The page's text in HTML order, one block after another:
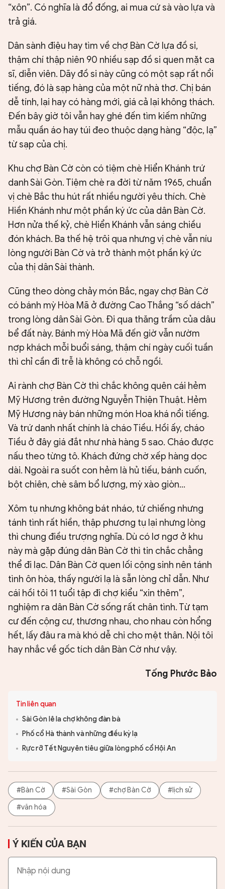
“xôn”. Có nghĩa là đổ đống, ai mua cứ sà vào lựa và
trả giá.
Dân sành điệu hay tìm về chợ Bàn Cờ lựa đồ si,
thậm chí thập niên 90 nhiều sạp đồ si quen mặt ca
sĩ, diễn viên. Dãy đồ si này cũng có một sạp rất nổi
tiếng, đó là sạp hàng của một nữ nhà thơ. Chị bán
dễ tính, lại hay có hàng mới, giá cả lại không thách.
Đến bây giờ tôi vẫn hay ghé đến tìm kiếm những
mẫu quần áo hay túi đeo thuộc dạng hàng “độc, lạ”
từ sạp của chị.
Khu chợ Bàn Cờ còn có tiệm chè Hiển Khánh trứ
danh Sài Gòn. Tiệm chè ra đời từ năm 1965, chuẩn
vị chè Bắc thu hút rất nhiều người yêu thích. Chè
Hiền Khánh như một phần ký ức của dân Bàn Cờ.
Hơn nửa thế kỷ, chè Hiển Khánh vẫn sáng chiều
đón khách. Ba thế hệ trôi qua nhưng vị chè vẫn níu
lòng người Bàn Cờ và trở thành một phần ký ức
của thị dân Sài thành.
Cũng theo dòng chảy món Bắc, ngay chợ Bàn Cờ
có bánh mỳ Hòa Mã ở đường Cao Thắng “số dách”
trong lòng dân Sài Gòn. Đi qua thăng trầm của dâu
bể đất này. Bánh mỳ Hòa Mã đến giờ vẫn nườm
nợp khách mỗi buổi sáng, thậm chí ngày cuối tuần
thì chỉ cần đi trễ là không có chỗ ngồi.
Ai rành chợ Bàn Cờ thì chắc không quên cái hẻm
Mỹ Hương trên đường Nguyễn Thiện Thuật. Hẻm
Mỹ Hương này bán những món Hoa khá nổi tiếng.
Và trứ danh nhất chính là cháo Tiều. Hồi ấy, cháo
Tiều ở đây giá đắt như nhà hàng 5 sao. Cháo được
nấu theo từng tô. Khách đứng chờ xếp hàng dọc
dài. Ngoài ra suốt con hẻm là hủ tiếu, bánh cuốn,
bột chiên, chè sâm bổ lượng, mỳ xào giòn…
Xôm tụ nhưng không bát nháo, tứ chiếng nhưng
tánh tình rất hiền, thập phương tụ lại nhưng lòng
thì chung điều trượng nghĩa. Dù có lơ ngơ ở khu
này mà gặp đúng dân Bàn Cờ thì tin chắc chẳng
thể đi lạc. Dân Bàn Cờ quen lối cộng sinh nên tánh
tình ôn hòa, thấy người lạ là sẵn lòng chỉ dẫn. Như
cái hồi tôi 11 tuổi tập đi chợ kiểu “xin thêm”,
nghiệm ra dân Bàn Cờ sống rất chân tình. Từ tạm
cư đến cộng cư, thương nhau, cho nhau còn hổng
hết, lấy đâu ra mà khó dễ chi cho mệt thân. Nội tôi
hay nhắc về gốc tích dân Bàn Cờ như vậy.
Tống Phước Bảo
Tin liên quan
Sài Gòn lê la chợ không đàn bà
Phố cổ Hà thành và những điều kỳ lạ
Rực rỡ Tết Nguyên tiêu giữa lòng phố cổ Hội An
#Bàn Cờ #Sài Gòn #chợ Bàn Cờ
#lịch sử
#văn hóa
Ý KIẾN CỦA BẠN